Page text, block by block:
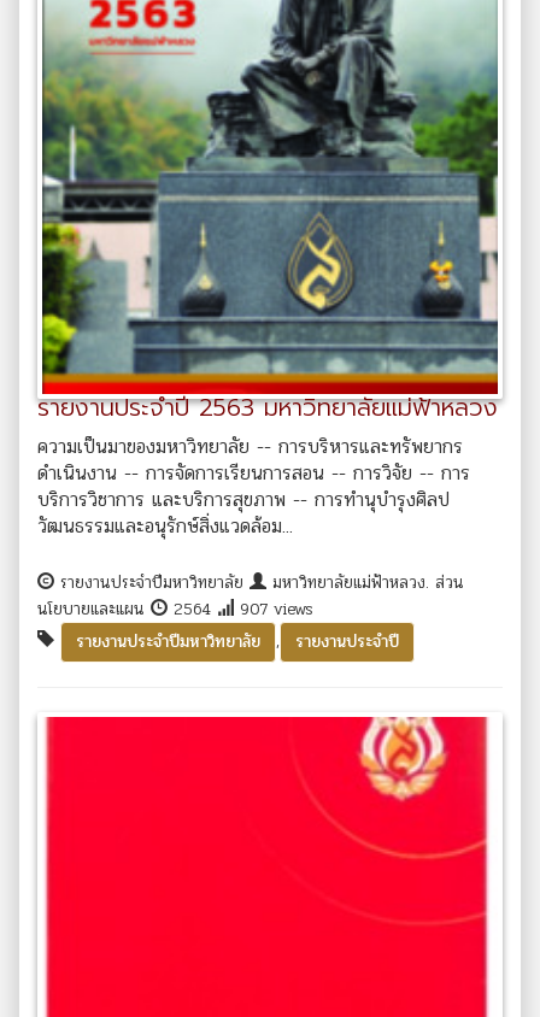
รายงานประจำปี 2563 มหาวิทยาลัยแม่ฟ้าหลวง
ความเป็นมาของมหาวิทยาลัย -- การบริหารและทรัพยากร
ดำเนินงาน -- การจัดการเรียนการสอน -- การวิจัย -- การ
บริการวิชาการ และบริการสุขภาพ -- การทำนุบำรุงศิลป
วัฒนธรรมและอนุรักษ์สิ่งแวดล้อม...
รายงานประจำปีมหาวิทยาลัย
มหาวิทยาลัยแม่ฟ้าหลวง. ส่วน
นโยบายและแผน
2564
907 views
รายงานประจำปีมหาวิทยาลัย
, รายงานประจำปี